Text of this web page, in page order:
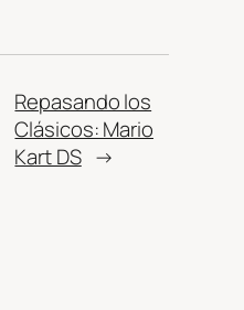
Repasando los
Clásicos: Mario
Kart DS →